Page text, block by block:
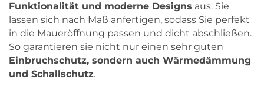
Funktionalität und moderne Designs aus. Sie
lassen sich nach Maß anfertigen, sodass Sie perfekt
in die Maueröffnung passen und dicht abschließen.
So garantieren sie nicht nur einen sehr guten
Einbruchschutz, sondern auch Wärmedämmung
und Schallschutz.